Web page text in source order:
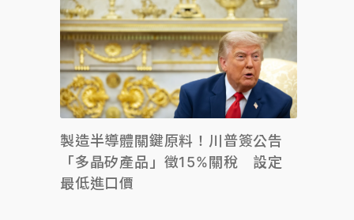
製造半導體關鍵原料！川普簽公告
「多晶矽產品」徵15%關稅 設定
最低進口價